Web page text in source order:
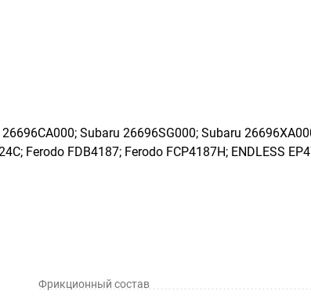
Subaru 26696SG000; Subaru
Ferodo FDB4187; Ferodo FCP4187H; ENDLESS
Фрикционный состав